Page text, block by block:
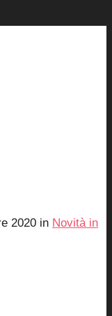
2020 in Novità in